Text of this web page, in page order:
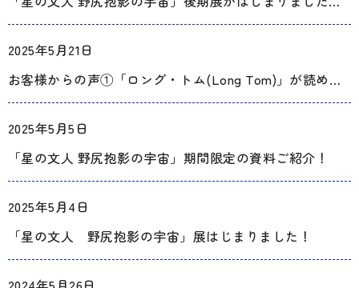
2025年5月21日
お客様からの声①「ロング・トム(Long Tom)」が読める展示をお願いします
2025年5月5日
「星の文人 野尻抱影の宇宙」期間限定の資料ご紹介！
2025年5月4日
「星の文人 野尻抱影の宇宙」展はじまりました！